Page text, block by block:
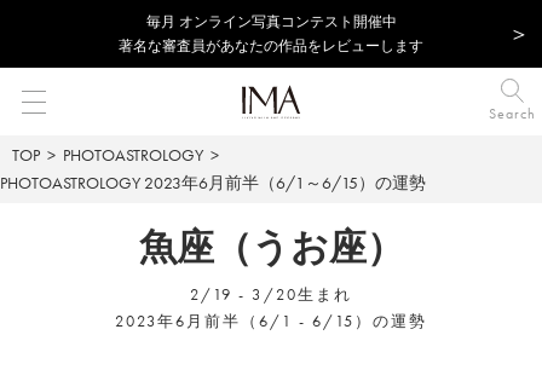
毎⽉ オンライン写真コンテスト開催中
著名な審査員があなたの作品をレビューします
Search
TOP
PHOTOASTROLOGY
PHOTOASTROLOGY 2023年6月前半（6/1～6/15）の運勢
魚座（うお座）
2/19 - 3/20生まれ
2023年6月前半（6/1 - 6/15）の運勢